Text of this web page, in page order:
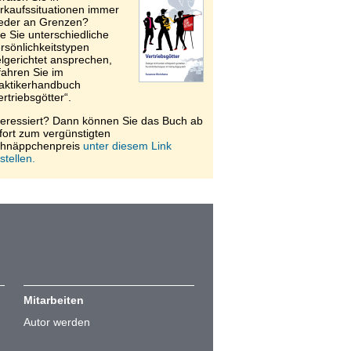
immer
an Grenzen?
Sie unterschiedliche
ansprechen,
Sie im
Dann können Sie das Buch ab
zum vergünstigten
unter diesem Link
Mitarbeiten
Autor werden